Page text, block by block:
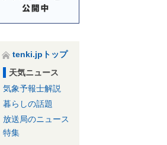
tenki.jpトップ
天気ニュース
気象予報士解説
暮らしの話題
放送局のニュース
特集